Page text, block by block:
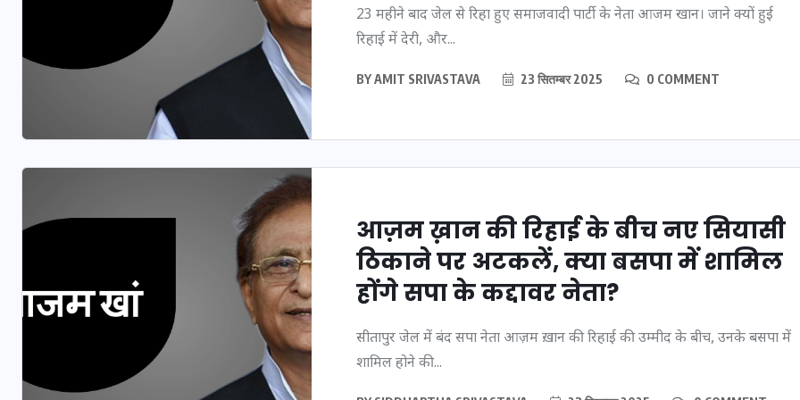
23 महीने बाद जेल से रिहा हुए समाजवादी पार्टी के नेता आजम खान। जाने क्यों हुई
रिहाई में देरी, और...
BYAMIT SRIVASTAVA 23 सितम्बर 2025 0 COMMENT
आज़म ख़ान की रिहाई के बीच नए सियासी
ठिकाने पर अटकलें, क्या बसपा में शामिल
होंगे सपा के कद्दावर नेता?
सीतापुर जेल में बंद सपा नेता आज़म ख़ान की रिहाई की उम्मीद के बीच, उनके बसपा में
शामिल होने की...
20 जनवरी 2026 20 जनवरी 2026